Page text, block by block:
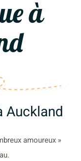
à
Auckland
amoureux »